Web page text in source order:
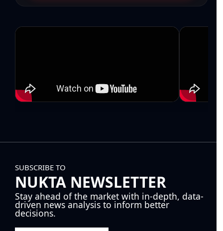
SUBSCRIBE TO
NUKTA NEWSLETTER
Stay ahead of the market with in-depth, data-
driven news analysis to inform better
decisions.